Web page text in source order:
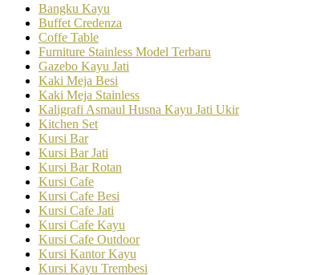
Bangku Kayu
Buffet Credenza
Coffe Table
Furniture Stainless Model Terbaru
Gazebo Kayu Jati
Kaki Meja Besi
Kaki Meja Stainless
Kaligrafi Asmaul Husna Kayu Jati Ukir
Kitchen Set
Kursi Bar
Kursi Bar Jati
Kursi Bar Rotan
Kursi Cafe
Kursi Cafe Besi
Kursi Cafe Jati
Kursi Cafe Kayu
Kursi Cafe Outdoor
Kursi Kantor Kayu
Kursi Kayu Trembesi